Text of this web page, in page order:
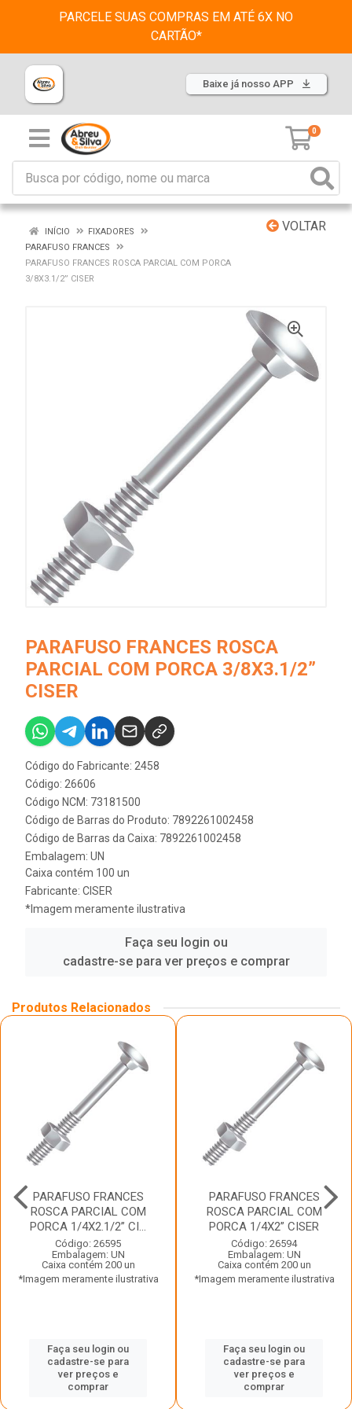
PARCELE SUAS COMPRAS EM ATÉ 6X NO
CARTÃO*
Baixe já nosso APP
0
VOLTAR
INÍCIO
FIXADORES
PARAFUSO FRANCES
PARAFUSO FRANCES ROSCA PARCIAL COM PORCA
3/8X3.1/2” CISER
PARAFUSO FRANCES ROSCA
PARCIAL COM PORCA 3/8X3.1/2”
CISER
Código do Fabricante: 2458
Código: 26606
Código NCM: 73181500
Código de Barras do Produto: 7892261002458
Código de Barras da Caixa: 7892261002458
Embalagem: UN
Caixa contém 100 un
Fabricante: CISER
*Imagem meramente ilustrativa
Faça seu login ou
cadastre-se para ver preços e comprar
Produtos Relacionados
PARAFUSO FRANCES
ROSCA PARCIAL COM
PORCA 1/4X2.1/2” CI...
Código: 26595
Embalagem: UN
Caixa contém 200 un
*Imagem meramente ilustrativa
Faça seu login ou
cadastre-se para
ver preços e
comprar
PARAFUSO FRANCES
ROSCA PARCIAL COM
PORCA 1/4X2” CISER
Código: 26594
Embalagem: UN
Caixa contém 200 un
*Imagem meramente ilustrativa
Faça seu login ou
cadastre-se para
ver preços e
comprar